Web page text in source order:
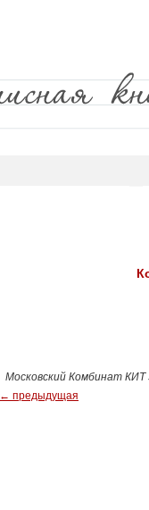
Московский Комбинат КИТ
← предыдущая